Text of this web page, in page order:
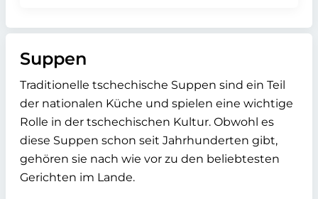
Suppen
Traditionelle tschechische Suppen sind ein Teil
der nationalen Küche und spielen eine wichtige
Rolle in der tschechischen Kultur. Obwohl es
diese Suppen schon seit Jahrhunderten gibt,
gehören sie nach wie vor zu den beliebtesten
Gerichten im Lande.